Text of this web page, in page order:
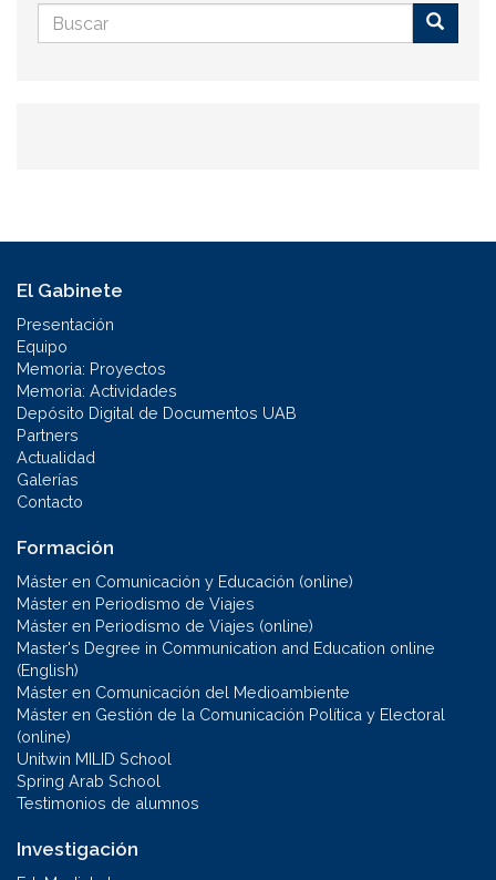
Formulario
de
El Gabinete
Presentación
Equipo
Memoria: Proyectos
Memoria: Actividades
Depósito Digital de Documentos UAB
Partners
Actualidad
Galerías
Contacto
Formación
Máster en Comunicación y Educación (online)
Máster en Periodismo de Viajes
Máster en Periodismo de Viajes (online)
Master's Degree in Communication and Education online
(English)
Máster en Comunicación del Medioambiente
Máster en Gestión de la Comunicación Política y Electoral
(online)
Unitwin MILID School
Spring Arab School
Testimonios de alumnos
Investigación